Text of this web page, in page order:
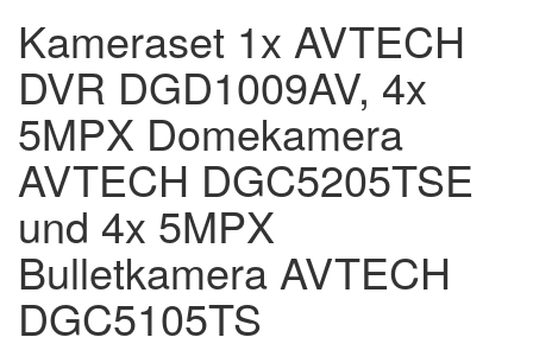
Kameraset 1x AVTECH
DVR DGD1009AV, 4x
5MPX Domekamera
AVTECH DGC5205TSE
und 4x 5MPX
Bulletkamera AVTECH
DGC5105TS